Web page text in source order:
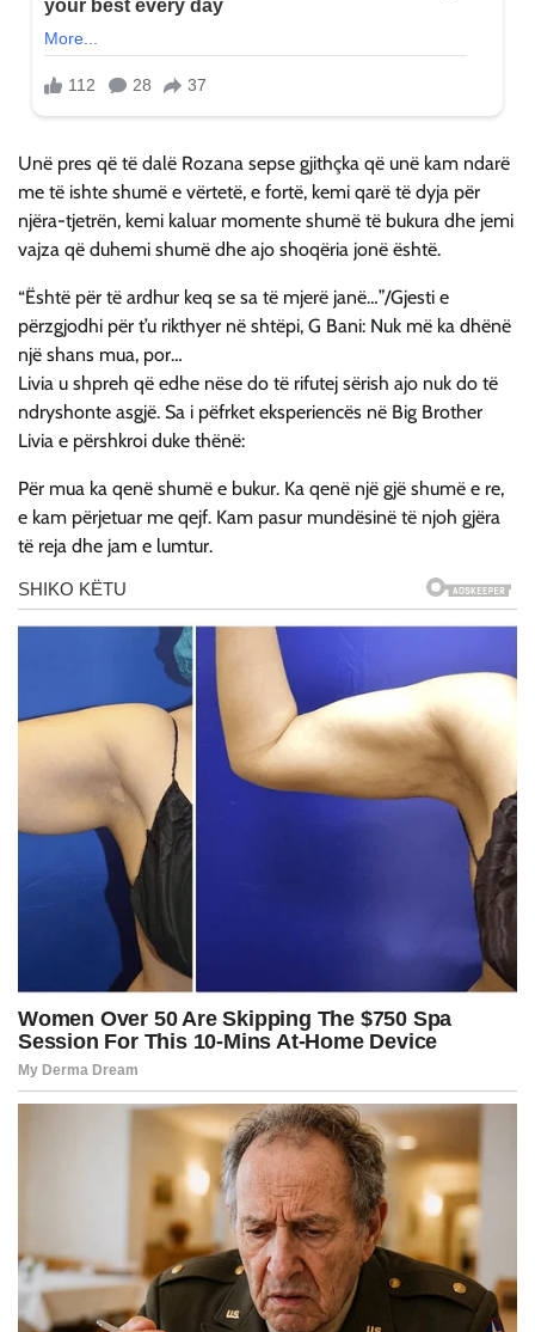
Unë pres që të dalë Rozana sepse gjithçka që unë kam ndarë
me të ishte shumë e vërtetë, e fortë, kemi qarë të dyja për
njëra-tjetrën, kemi kaluar momente shumë të bukura dhe jemi
vajza që duhemi shumë dhe ajo shoqëria jonë është.
“Është për të ardhur keq se sa të mjerë janë…”/Gjesti e
përzgjodhi për t’u rikthyer në shtëpi, G Bani: Nuk më ka dhënë
një shans mua, por…
Livia u shpreh që edhe nëse do të rifutej sërish ajo nuk do të
ndryshonte asgjë. Sa i pëfrket eksperiencës në Big Brother
Livia e përshkroi duke thënë:
Për mua ka qenë shumë e bukur. Ka qenë një gjë shumë e re,
e kam përjetuar me qejf. Kam pasur mundësinë të njoh gjëra
të reja dhe jam e lumtur.